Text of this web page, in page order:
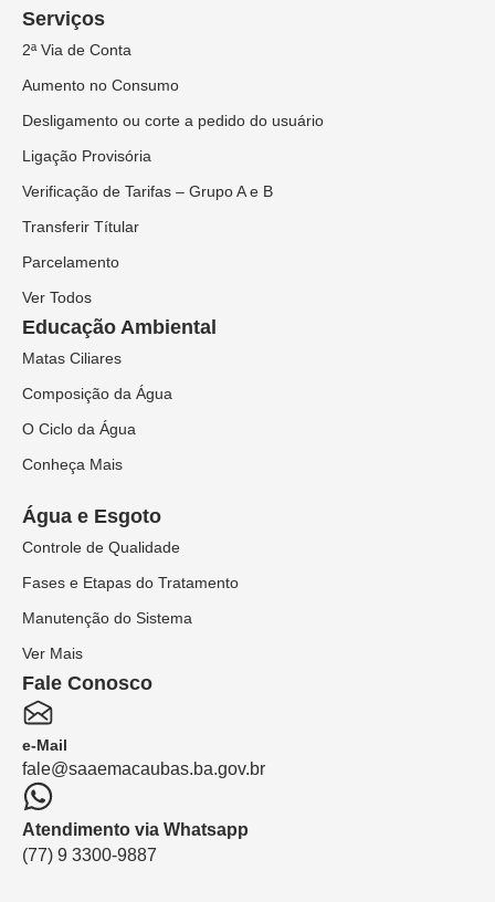
Serviços
2ª Via de Conta
Aumento no Consumo
Desligamento ou corte a pedido do usuário
Ligação Provisória
Verificação de Tarifas – Grupo A e B
Transferir Títular
Parcelamento
Ver Todos
Educação Ambiental
Matas Ciliares
Composição da Água
O Ciclo da Água
Conheça Mais
Água e Esgoto
Controle de Qualidade
Fases e Etapas do Tratamento
Manutenção do Sistema
Ver Mais
Fale Conosco
e-Mail
fale@saaemacaubas.ba.gov.br
Atendimento via Whatsapp
(77) 9 3300-9887